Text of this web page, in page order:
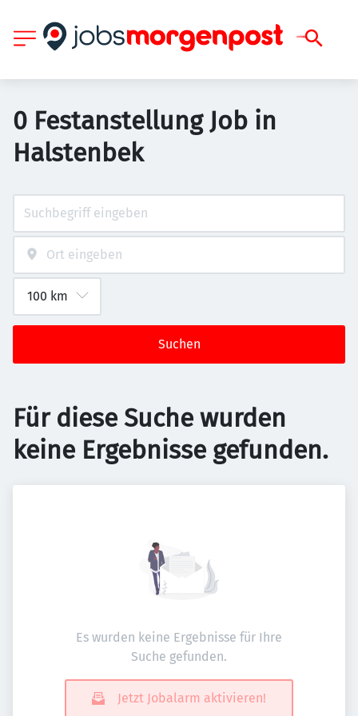
0 Festanstellung Job in
Halstenbek
Suchen
Für diese Suche wurden
keine Ergebnisse gefunden.
Es wurden keine Ergebnisse für Ihre
Suche gefunden.
Jetzt Jobalarm aktivieren!